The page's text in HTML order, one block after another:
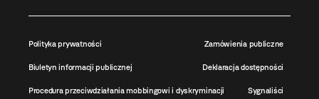
Polityka prywatności Zamówienia publiczne
Biuletyn informacji publicznej Deklaracja dostępności
Procedura przeciwdziałania mobbingowi i dyskryminacji Sygnaliści